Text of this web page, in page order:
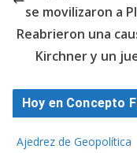
se movilizaron a
Reabrieron una
Kirchner y un
Hoy en Concepto
Ajedrez de Geopolítica